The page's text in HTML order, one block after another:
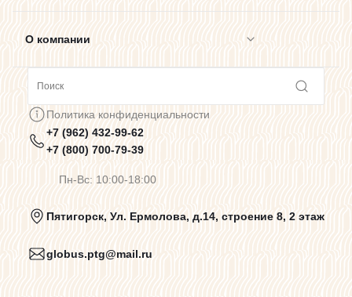
О компании
Предупреждения о цветопередаче
Политика конфиденциальности
Пользовательское соглашение
Политика конфиденциальности
+7 (962) 432-99-62
+7 (800) 700-79-39
Пн-Вс: 10:00-18:00
Пятигорск, Ул. Ермолова, д.14, строение 8, 2 этаж
globus.ptg@mail.ru